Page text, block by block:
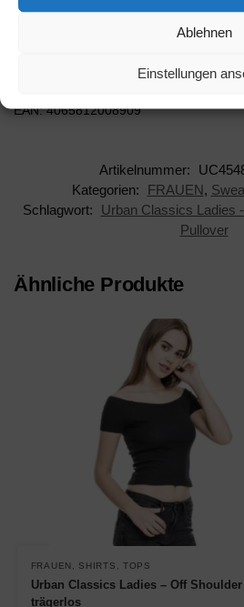
Ablehnen
Einstellungen
AAN: UC4548WS.00002
EAN: 4065812008909
Artikelnummer:
Kategorien:
FRAUEN,
Schlagwort:
Urban Classics Ladies
Pullover
Ähnliche Produkte
FRAUEN SHIRTS TOPS
Urban Classics Ladies – Off
trägerlos